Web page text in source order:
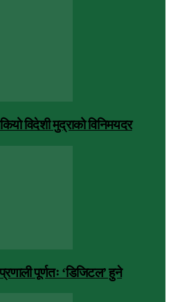
विदेशी मुद्राको विनिमयदर
पूर्णतः ‘डिजिटल’ हुने